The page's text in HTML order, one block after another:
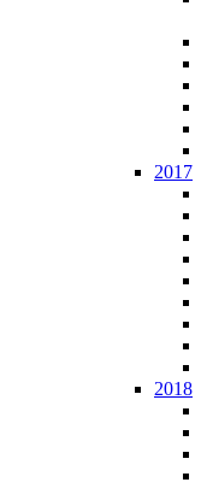
2017
2018